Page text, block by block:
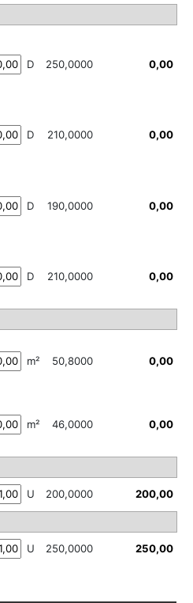
D 250,0000
D 210,0000
D 190,0000
D 210,0000
m² 50,8000
m² 46,0000
U 200,0000
U 250,0000